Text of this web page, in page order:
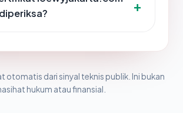
otomatis dari sinyal teknis publik. Ini bukan
hukum atau finansial.